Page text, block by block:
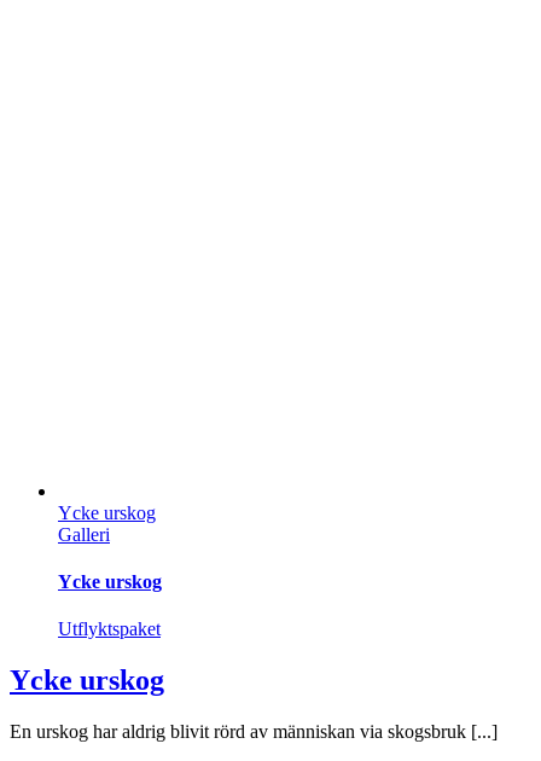
Ycke urskog
Galleri
Ycke urskog
Utflyktspaket
Ycke urskog
En urskog har aldrig blivit rörd av människan via skogsbruk [...]